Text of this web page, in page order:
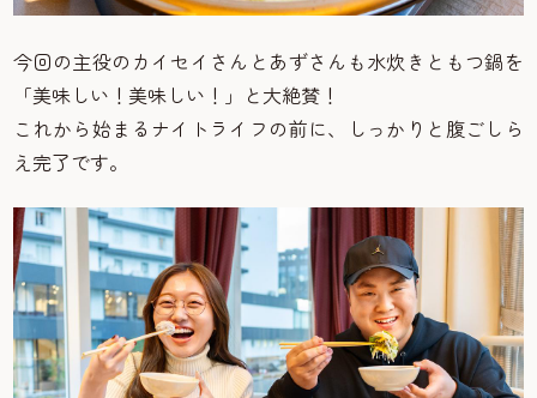
今回の主役のカイセイさんとあずさんも水炊きともつ鍋を
「美味しい！美味しい！」と大絶賛！
これから始まるナイトライフの前に、しっかりと腹ごしら
え完了です。